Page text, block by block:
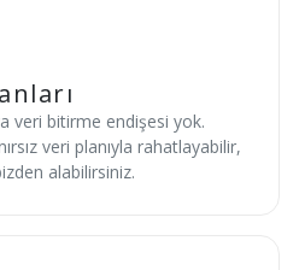
veri bitirme endişesi yok.
veri planıyla rahatlayabilir,
alabilirsiniz.